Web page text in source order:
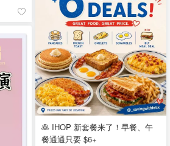
🥞 IHOP 新套餐来了！早餐、午
餐通通只要 $6+